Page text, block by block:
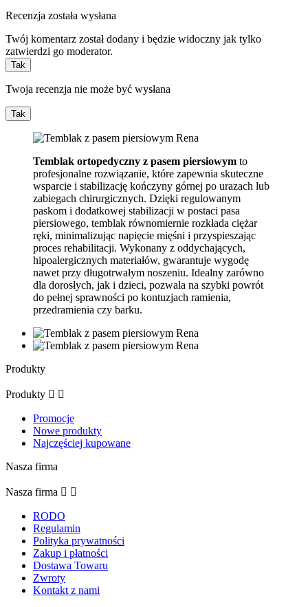
Recenzja została wysłana
Twój komentarz został dodany i będzie widoczny jak tylko
zatwierdzi go moderator.
Tak
Twoja recenzja nie może być wysłana
Tak
Temblak ortopedyczny z pasem piersiowym to
profesjonalne rozwiązanie, które zapewnia skuteczne
wsparcie i stabilizację kończyny górnej po urazach lub
zabiegach chirurgicznych. Dzięki regulowanym
paskom i dodatkowej stabilizacji w postaci pasa
piersiowego, temblak równomiernie rozkłada ciężar
ręki, minimalizując napięcie mięśni i przyspieszając
proces rehabilitacji. Wykonany z oddychających,
hipoalergicznych materiałów, gwarantuje wygodę
nawet przy długotrwałym noszeniu. Idealny zarówno
dla dorosłych, jak i dzieci, pozwala na szybki powrót
do pełnej sprawności po kontuzjach ramienia,
przedramienia czy barku.
Produkty
Produkty  
Promocje
Nowe produkty
Najczęściej kupowane
Nasza firma
Nasza firma  
RODO
Regulamin
Polityka prywatności
Zakup i płatności
Dostawa Towaru
Zwroty
Kontakt z nami